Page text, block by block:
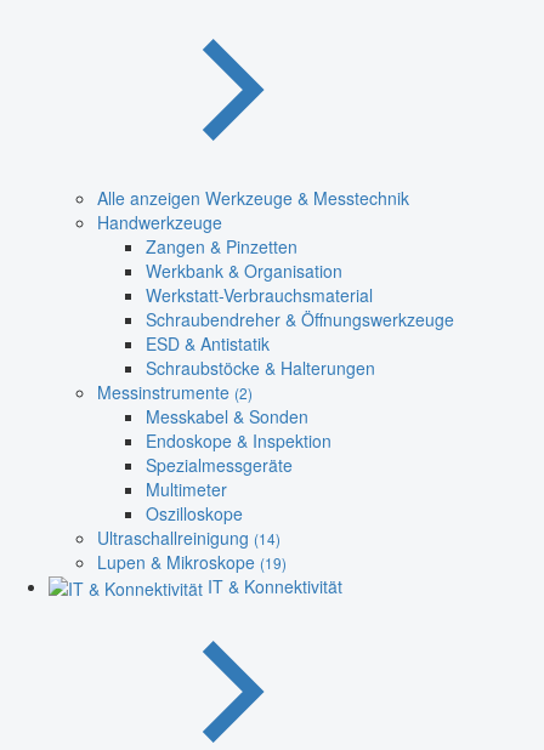
Alle anzeigen Werkzeuge & Messtechnik
Handwerkzeuge
Zangen & Pinzetten
Werkbank & Organisation
Werkstatt-Verbrauchsmaterial
Schraubendreher & Öffnungswerkzeuge
ESD & Antistatik
Schraubstöcke & Halterungen
Messinstrumente (2)
Messkabel & Sonden
Endoskope & Inspektion
Spezialmessgeräte
Multimeter
Oszilloskope
Ultraschallreinigung (14)
Lupen & Mikroskope (19)
IT & Konnektivität